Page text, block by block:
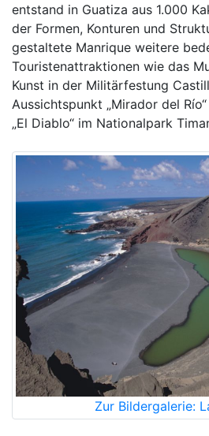
entstand in Guatiza aus 1.000
der Formen, Konturen und
gestaltete Manrique weitere
Touristenattraktionen wie das
Kunst in der Militärfestung
Aussichtspunkt „Mirador del
„El Diablo“ im Nationalpark
Zur Bildergalerie: